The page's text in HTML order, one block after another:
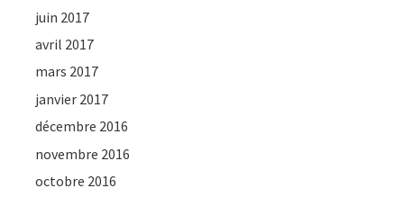
juin 2017
avril 2017
mars 2017
janvier 2017
décembre 2016
novembre 2016
octobre 2016